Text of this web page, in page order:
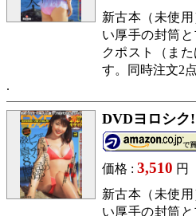
新古本（未使
い厚手の封筒
クポスト（ま
す。同時注文2
DVDヨロシク
価格 : 3,510 円
新古本（未使
い厚手の封筒